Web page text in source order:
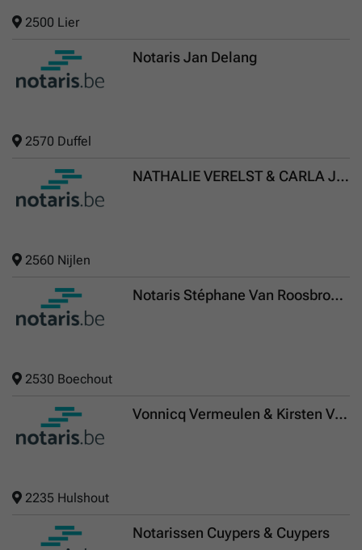
2500 Lier
Notaris Jan Delang
2570 Duffel
NATHALIE VERELST & CARLA JANSSENS, geassocieerde notarissen
2560 Nijlen
Notaris Stéphane Van Roosbroeck
2530 Boechout
Vonnicq Vermeulen & Kirsten Verhaert
2235 Hulshout
Notarissen Cuypers & Cuypers